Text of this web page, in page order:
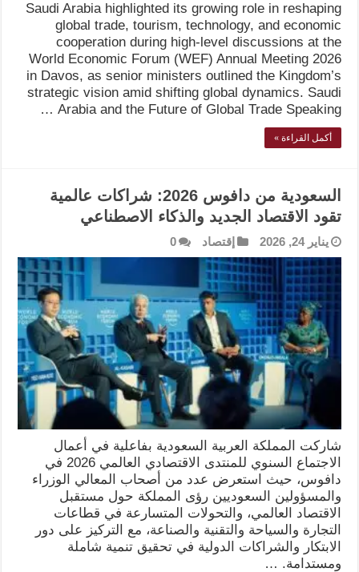
Saudi Arabia highlighted its growing role in reshaping
global trade, tourism, technology, and economic
cooperation during high-level discussions at the
World Economic Forum (WEF) Annual Meeting 2026
in Davos, as senior ministers outlined the Kingdom’s
strategic vision amid shifting global dynamics. Saudi
Arabia and the Future of Global Trade Speaking …
أكمل القراءة »
السعودية من دافوس 2026: شراكات عالمية
تقود الاقتصاد الجديد والذكاء الاصطناعي
يناير 24, 2026 إقتصاد 0
شاركت المملكة العربية السعودية بفاعلية في أعمال
الاجتماع السنوي للمنتدى الاقتصادي العالمي 2026 في
دافوس، حيث استعرض عدد من أصحاب المعالي الوزراء
والمسؤولين السعوديين رؤى المملكة حول مستقبل
الاقتصاد العالمي، والتحولات المتسارعة في قطاعات
التجارة والسياحة والتقنية والصناعة، مع التركيز على دور
الابتكار والشراكات الدولية في تحقيق تنمية شاملة
ومستدامة. …